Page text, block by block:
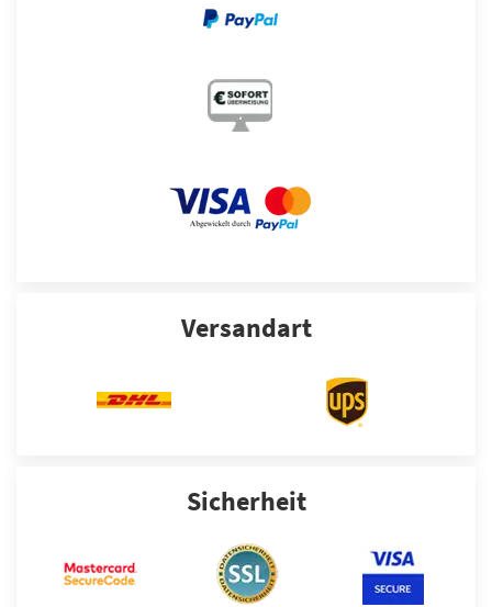
Versandart
Sicherheit